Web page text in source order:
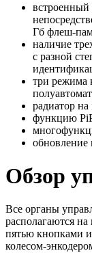
встроенный
Гб флеш-
наличие
с разной
три режима
радиатор на
функцию
обновление
Обзор
Все органы
располагаются
пятью кнопками
колесом-